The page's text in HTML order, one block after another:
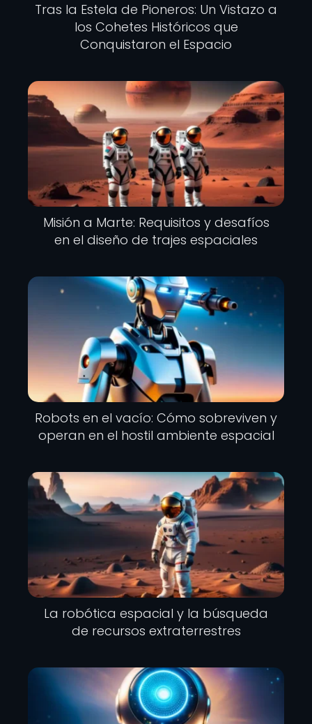
Tras la Estela de Pioneros: Un Vistazo a
los Cohetes Históricos que
Conquistaron el Espacio
Misión a Marte: Requisitos y desafíos
en el diseño de trajes espaciales
Robots en el vacío: Cómo sobreviven y
operan en el hostil ambiente espacial
La robótica espacial y la búsqueda
de recursos extraterrestres